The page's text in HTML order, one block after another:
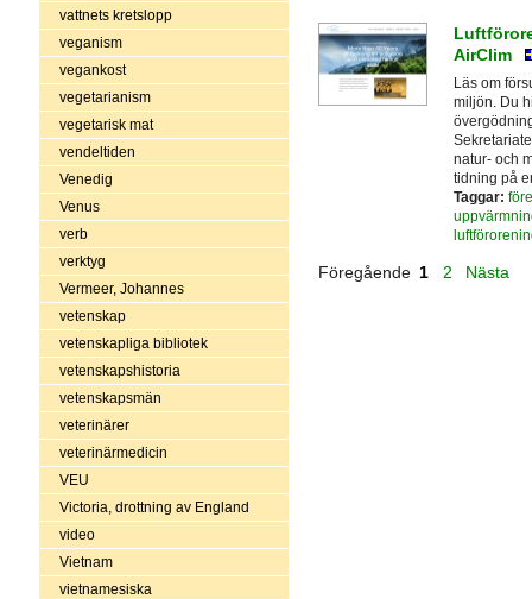
vattnets kretslopp
veganism
vegankost
vegetarianism
vegetarisk mat
vendeltiden
Venedig
Venus
verb
verktyg
Vermeer, Johannes
vetenskap
vetenskapliga bibliotek
vetenskapshistoria
vetenskapsmän
veterinärer
veterinärmedicin
VEU
Victoria, drottning av England
video
Vietnam
vietnamesiska
AirClim
Läs om
miljön. Du
natur- och
tidning på
Taggar:
Föregående 1 2 Nästa